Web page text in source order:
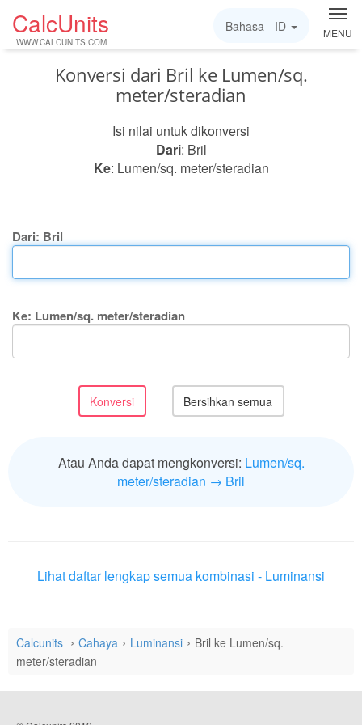
CalcUnits
WWW.CALCUNITS.COM
MENU
Bahasa - ID
Konversi dari Bril ke Lumen/sq.
meter/steradian
Isi nilai untuk dikonversi
Dari: Bril
Ke: Lumen/sq. meter/steradian
Dari: Bril
Ke: Lumen/sq. meter/steradian
Atau Anda dapat mengkonversi: Lumen/sq.
meter/steradian → Bril
Lihat daftar lengkap semua kombinasi - Luminansi
Calcunits Cahaya Luminansi
Bril ke Lumen/sq.
meter/steradian